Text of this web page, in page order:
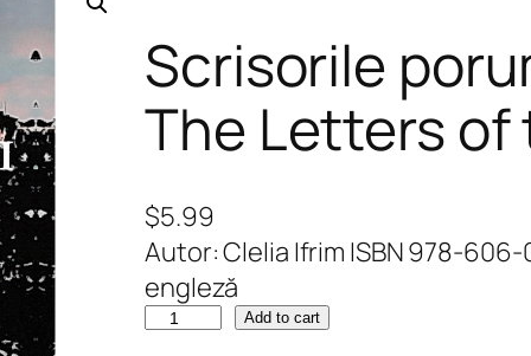
Scrisorile
The Letters of
$5.99
Autor: Clelia Ifrim ISBN 978-
engleză
S
Add to cart